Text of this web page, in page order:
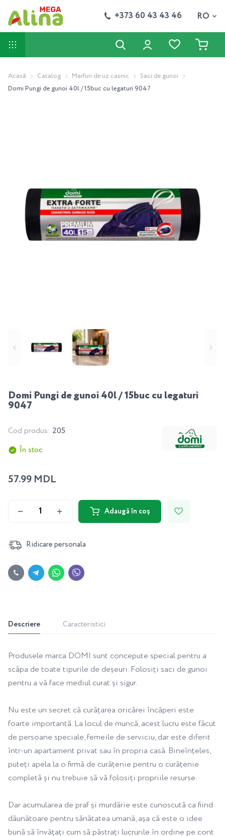
+373 60 43 43 46 RO
Acasă Catalog Marfuri de uz casnic
Saci de gunoi
Domi Pungi de gunoi 40l / 15buc cu legaturi 9047
Domi Pungi de gunoi 40l / 15buc cu legaturi
9047
Cod produs: 205
În stoc
57.99 MDL
Adaugă în coș
Ridicare personala
Descriere Caracteristici
Produsele marca DOMI sunt concepute special pentru a
scăpa de toate tipurile de deșeuri. Folosiți saci de gunoi
pentru a vă face mediul curat și sigur.
Nu este un secret că curățarea oricărei încăperi este
foarte importantă. La locul de muncă, acest lucru este făcut
de persoane speciale, femeile de serviciu, dar este diferit
într-un apartament privat sau în propria casă. Bineînțeles,
puteți apela la o firmă de curățenie pentru o curățenie
completă și nu trebuie să vă folosiți propriile resurse.
Dar acumularea de praf și murdărie este cunoscută ca fiind
dăunătoare pentru sănătatea umană, așa că este o idee
bună să învățați cum să păstrați lucrurile în ordine pe cont